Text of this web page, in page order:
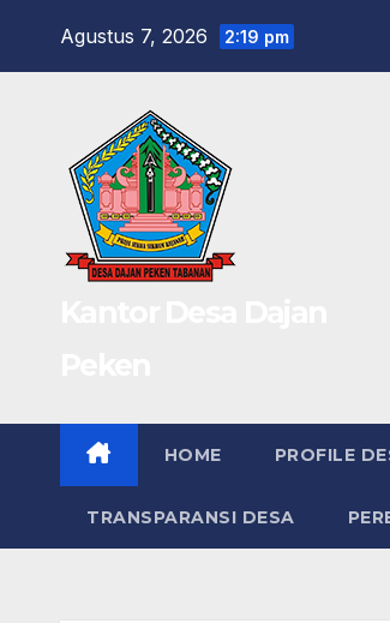
Agustus 7, 2026 2:19 pm
HOME PROFILE
TRANSPARANSI DESA